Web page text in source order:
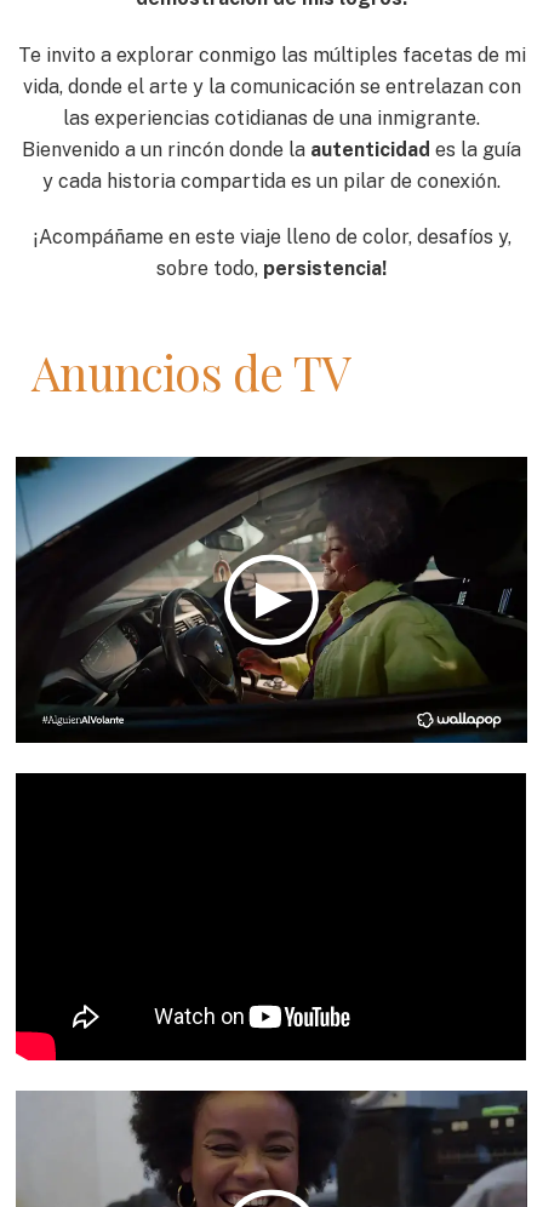
Te invito a explorar conmigo las múltiples facetas de mi
vida, donde el arte y la comunicación se entrelazan con
las experiencias cotidianas de una inmigrante.
Bienvenido a un rincón donde la autenticidad es la guía
y cada historia compartida es un pilar de conexión.
¡Acompáñame en este viaje lleno de color, desafíos y,
sobre todo, persistencia!
Anuncios de TV